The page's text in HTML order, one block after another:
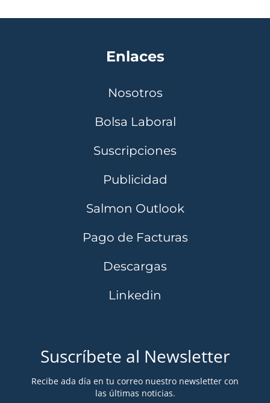
Enlaces
Nosotros
Bolsa Laboral
Suscripciones
Publicidad
Salmon Outlook
Pago de Facturas
Descargas
Linkedin
Suscríbete al Newsletter
Recibe ada día en tu correo nuestro newsletter con
las últimas noticias.